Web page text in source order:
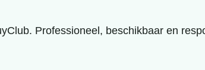
Professioneel, beschikbaar en